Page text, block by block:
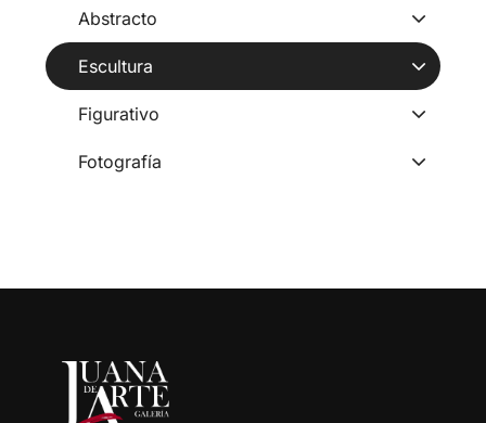
Abstracto
Escultura
Figurativo
Fotografía